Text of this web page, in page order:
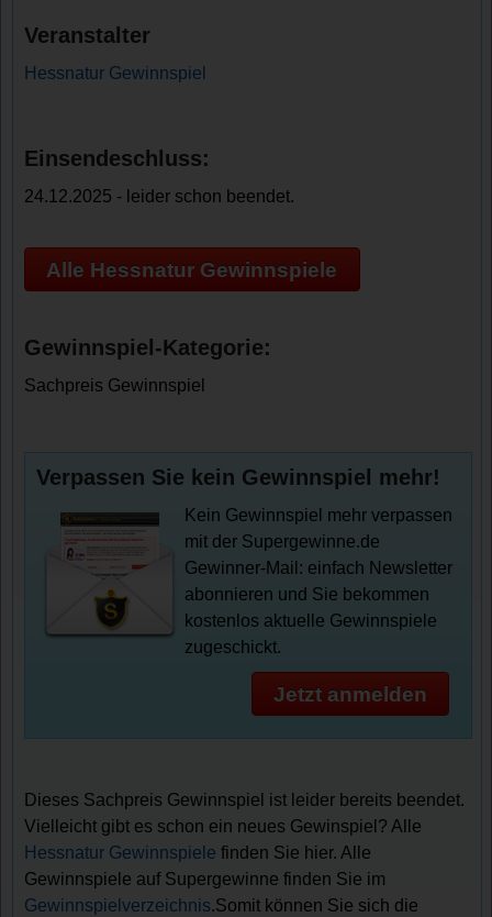
Veranstalter
Hessnatur Gewinnspiel
Einsendeschluss:
24.12.2025 - leider schon beendet.
Alle Hessnatur Gewinnspiele
Gewinnspiel-Kategorie:
Sachpreis Gewinnspiel
Verpassen Sie kein Gewinnspiel mehr!
Kein Gewinnspiel mehr verpassen
mit der Supergewinne.de
Gewinner-Mail: einfach Newsletter
abonnieren und Sie bekommen
kostenlos aktuelle Gewinnspiele
zugeschickt.
Jetzt anmelden
Dieses Sachpreis Gewinnspiel ist leider bereits beendet.
Vielleicht gibt es schon ein neues Gewinspiel? Alle
Hessnatur Gewinnspiele finden Sie hier. Alle
Gewinnspiele auf Supergewinne finden Sie im
Gewinnspielverzeichnis.Somit können Sie sich die